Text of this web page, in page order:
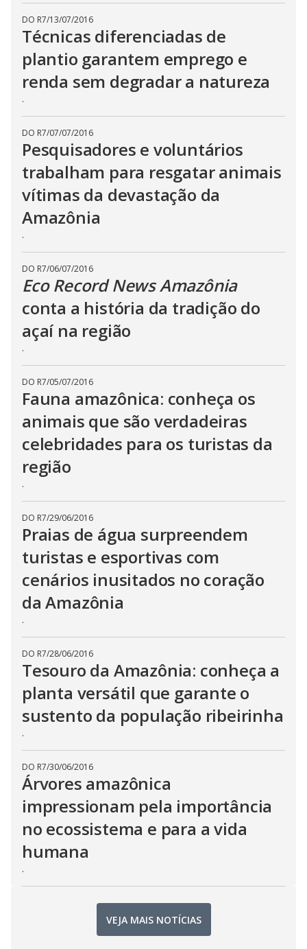
DO R7/13/07/2016
Técnicas diferenciadas de
plantio garantem emprego e
renda sem degradar a natureza
.
DO R7/07/07/2016
Pesquisadores e voluntários
trabalham para resgatar animais
vítimas da devastação da
Amazônia
.
DO R7/06/07/2016
Eco Record News Amazônia
conta a história da tradição do
açaí na região
.
DO R7/05/07/2016
Fauna amazônica: conheça os
animais que são verdadeiras
celebridades para os turistas da
região
.
DO R7/29/06/2016
Praias de água surpreendem
turistas e esportivas com
cenários inusitados no coração
da Amazônia
.
DO R7/28/06/2016
Tesouro da Amazônia: conheça a
planta versátil que garante o
sustento da população ribeirinha
.
DO R7/30/06/2016
Árvores amazônica
impressionam pela importância
no ecossistema e para a vida
humana
.
VEJA MAIS NOTÍCIAS